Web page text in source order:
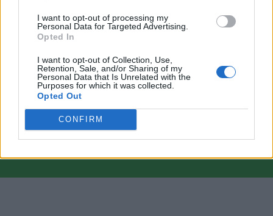
I want to opt-out of processing my
Personal Data for Targeted Advertising.
Opted In
I want to opt-out of Collection, Use,
Retention, Sale, and/or Sharing of my
Personal Data that Is Unrelated with the
Purposes for which it was collected.
Opted Out
CONFIRM
Il materiale (testo, foto e video) consultabile in questo portale è di nostra proprietà.
giunti da internet, in quanto arrivati alla nostra attenzione attraverso regolari
comunicati stampa con immagini e testi allegati ed autorizzati alla pubblicazione, e
quindi valutati di pubblico dominio. Se i soggetti o gli autori avessero qualcosa in
contrario alla pubblicazione, non avranno che da segnalarlo alla redazione (indirizzo
redazione@napolimagazine.com), che provvederà prontamente alla rimozione.
"Calciomercato Magazine" non è una testata giornalistica, ma un sito di informazione di
proprietà di Napoli Magazine.